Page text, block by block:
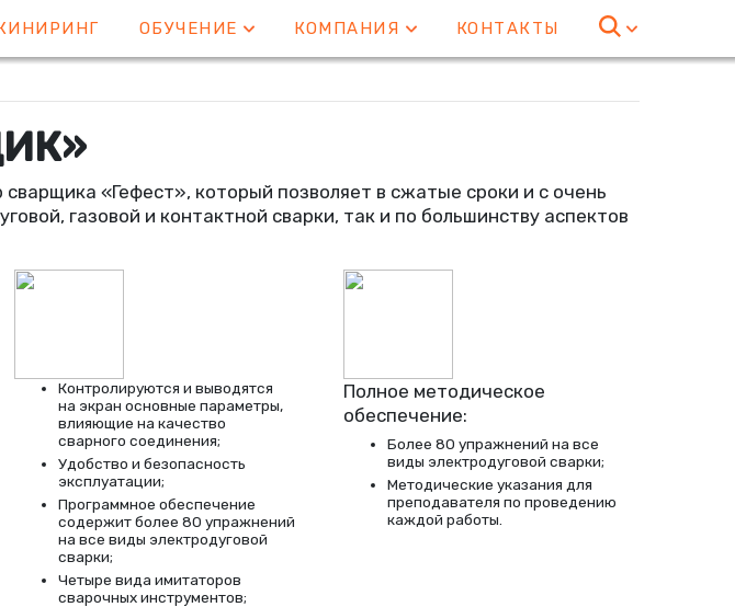
ОБУЧЕНИЕ КОМПАНИЯ КОНТАКТЫ
сварщика «Гефест», который позволяет в сжатые сроки и с очень
газовой и контактной сварки, так и по большинству аспектов
Контролируются и выводятся
на экран основные параметры,
влияющие на качество
сварного соединения;
Удобство и безопасность
эксплуатации;
Программное обеспечение
содержит более 80 упражнений
на все виды электродуговой
сварки;
Четыре вида имитаторов
сварочных инструментов;
Полное методическое
обеспечение:
Более 80 упражнений на все
виды электродуговой сварки;
Методические указания для
преподавателя по проведению
каждой работы.